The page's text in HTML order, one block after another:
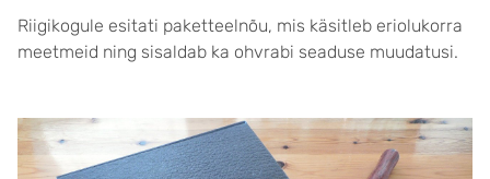
Riigikogule esitati paketteelnõu, mis käsitleb eriolukorra
meetmeid ning sisaldab ka ohvrabi seaduse muudatusi.